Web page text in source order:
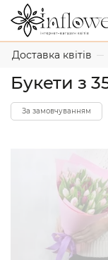
Доставка квітів
Букети з
За замовчуванням